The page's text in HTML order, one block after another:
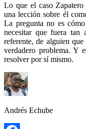
Lo que el caso
una lección sobre él
La pregunta no es
necesitar que fuera
referente, de alguien
verdadero problema. Y
resolver por sí mismo.
Andrés Echube